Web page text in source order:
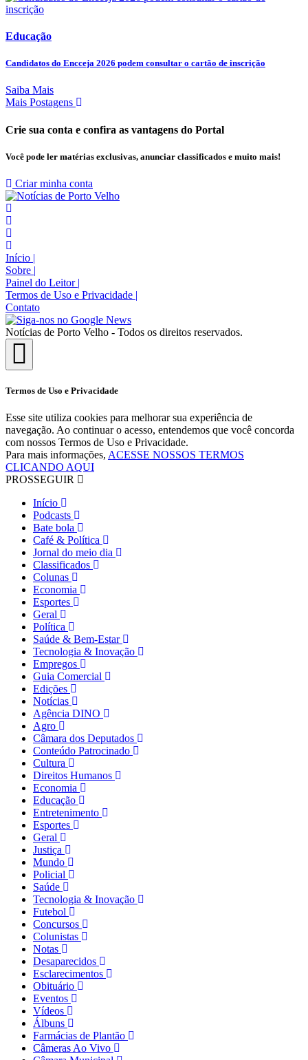
Educação
Candidatos do Encceja 2026 podem consultar o cartão de inscrição
Saiba Mais
Mais Postagens
Crie sua conta e confira as vantagens do Portal
Você pode ler matérias exclusivas, anunciar classificados e muito mais!
Criar minha conta
Início |
Sobre |
Painel do Leitor |
Termos de Uso e Privacidade |
Contato
Notícias de Porto Velho - Todos os direitos reservados.
Termos de Uso e Privacidade
Esse site utiliza cookies para melhorar sua experiência de
navegação. Ao continuar o acesso, entendemos que você concorda
com nossos Termos de Uso e Privacidade.
Para mais informações, ACESSE NOSSOS TERMOS
CLICANDO AQUI
PROSSEGUIR
Início
Podcasts
Bate bola
Café & Política
Jornal do meio dia
Classificados
Colunas
Economia
Esportes
Geral
Política
Saúde & Bem-Estar
Tecnologia & Inovação
Empregos
Guia Comercial
Edições
Notícias
Agência DINO
Agro
Câmara dos Deputados
Conteúdo Patrocinado
Cultura
Direitos Humanos
Economia
Educação
Entretenimento
Esportes
Geral
Justiça
Mundo
Policial
Saúde
Tecnologia & Inovação
Futebol
Concursos
Colunistas
Notas
Desaparecidos
Esclarecimentos
Obituário
Eventos
Vídeos
Álbuns
Farmácias de Plantão
Câmeras Ao Vivo